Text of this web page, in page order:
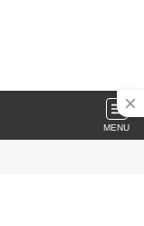
MENU